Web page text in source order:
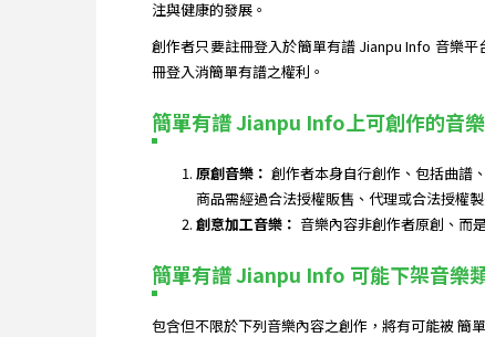
注與健康的發展。
創作者只要註冊登入於簡單有譜 Jianpu Info 音樂
冊登入消簡單有譜之權利。
簡單有譜 Jianpu Info上可創作的音
原創音樂： 創作者本身自行創作、包括曲譜
商品需經過合法授權販售、代理或合法授權製
創意加工音樂： 音樂內容非創作者原創、而
簡單有譜 Jianpu Info 可能下架音樂
包含但不限於下列音樂內容之創作，將有可能被 簡